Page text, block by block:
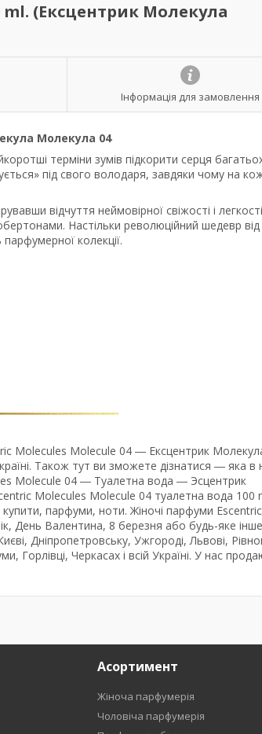
ml. (Ексцентрик Молекула
Інформація для замовлення
Молекула 04
терміни зумів підкорити серця
під свого володаря, завдяки чому на
відчуття неймовірної свіжості і
Настільки революційний шедевр від
колекції.
Molecules Molecule 04 ― Ексцентрик
Також тут ви зможете дізнатися ― яка в
Molecule 04 ― Туалетна вода ― Эсцентрик
Molecules Molecule 04 туалетна вода 100
парфуми, ноти. Жіночі парфуми Escentric
День Валентина, 8 березня або будь-яке
Дніпропетровську, Ужгороді, Львові,
Горлівці, Черкасах і всій Україні. У нас
Асортимент
Жіноча парфумерія
Чоловіча парфумерія